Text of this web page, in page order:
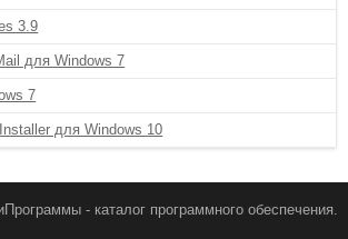
3.9
для Windows 7
7
для Windows 10
- каталог программного обеспечения.